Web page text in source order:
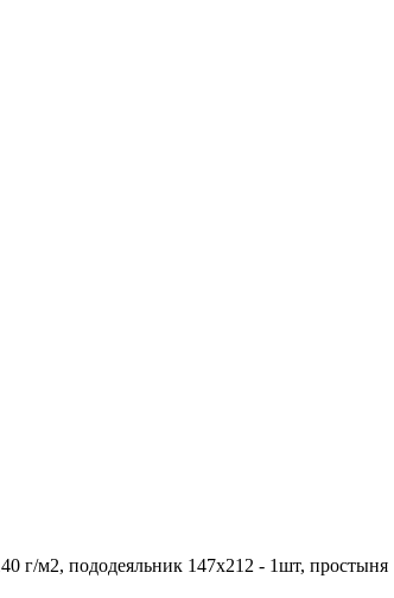
г/м2, пододеяльник 147х212 - 1шт,